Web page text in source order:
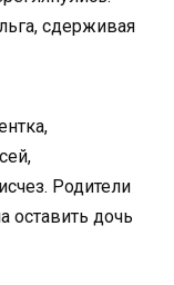
сдерживая
Родители
оставить дочь